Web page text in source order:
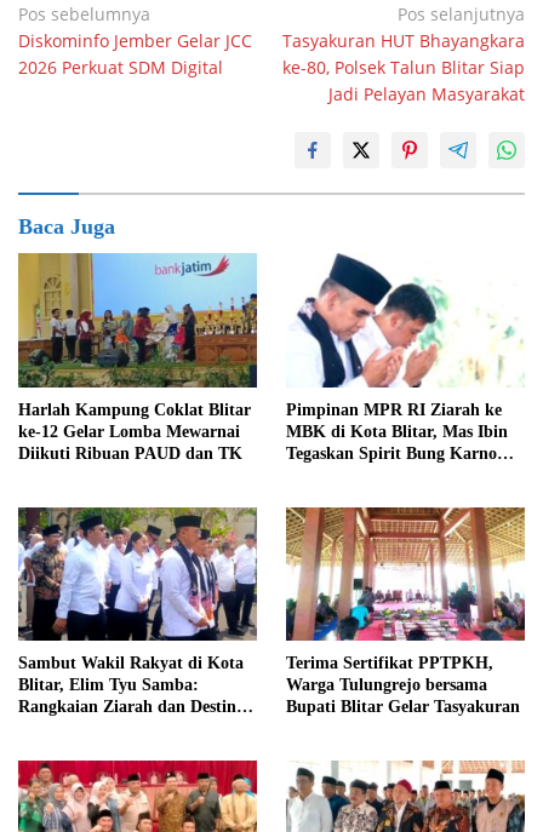
Navigasi
pos
Pos sebelumnya
Diskominfo Jember Gelar JCC
2026 Perkuat SDM Digital
Pos selanjutnya
Tasyakuran HUT Bhayangkara
ke-80, Polsek Talun Blitar Siap
Jadi Pelayan Masyarakat
Baca Juga
Harlah Kampung Coklat Blitar
ke-12 Gelar Lomba Mewarnai
Diikuti Ribuan PAUD dan TK
Pimpinan MPR RI Ziarah ke
MBK di Kota Blitar, Mas Ibin
Tegaskan Spirit Bung Karno
Sambut Wakil Rakyat di Kota
Blitar, Elim Tyu Samba:
Rangkaian Ziarah dan Destinasi
Terima Sertifikat PPTPKH,
Warga Tulungrejo bersama
Bupati Blitar Gelar Tasyakuran